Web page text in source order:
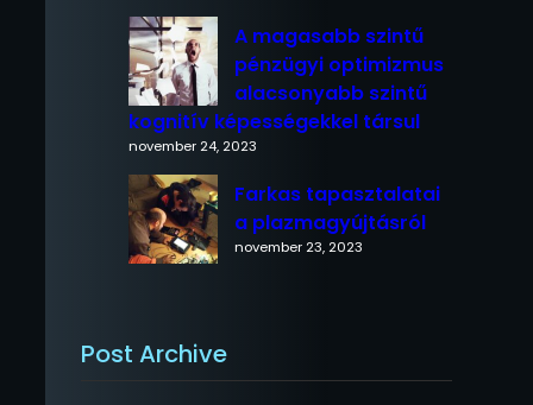
A magasabb szintű
pénzügyi optimizmus
alacsonyabb szintű
kognitív képességekkel társul
november 24, 2023
Farkas tapasztalatai
a plazmagyújtásról
november 23, 2023
Post Archive